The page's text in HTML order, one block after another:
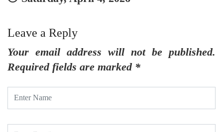
Leave a Reply
Your email address will not be published.
Required fields are marked *